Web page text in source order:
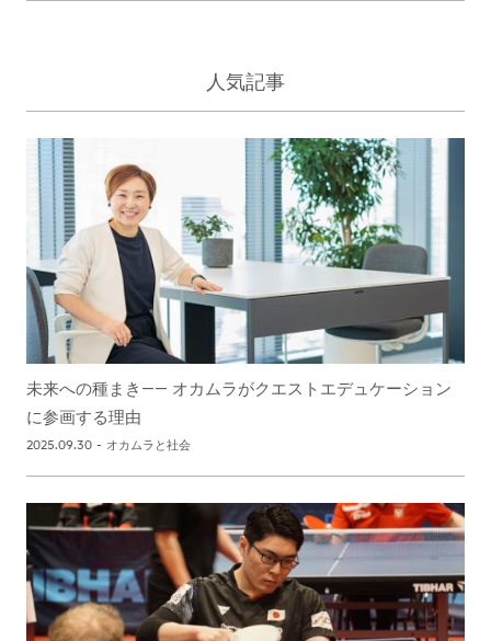
人気記事
未来への種まき―― オカムラがクエストエデュケーション
に参画する理由
2025.09.30 - オカムラと社会